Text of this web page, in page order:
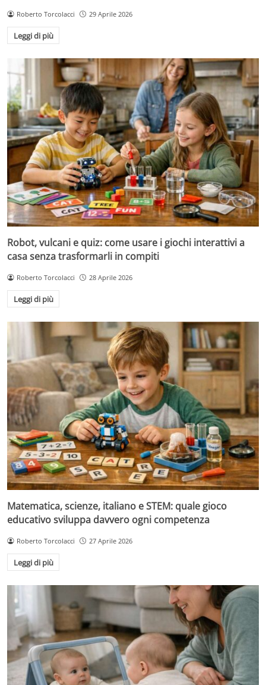
Roberto Torcolacci 29 Aprile 2026
Leggi di più
Robot, vulcani e quiz: come usare i giochi interattivi a
casa senza trasformarli in compiti
Roberto Torcolacci 28 Aprile 2026
Leggi di più
Matematica, scienze, italiano e STEM: quale gioco
educativo sviluppa davvero ogni competenza
Roberto Torcolacci 27 Aprile 2026
Leggi di più